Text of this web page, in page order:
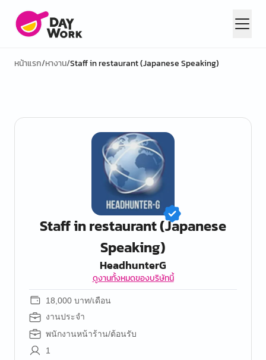
หน้าแรก/หางาน/Staff in restaurant (Japanese Speaking)
Staff in restaurant (Japanese
Speaking)
HeadhunterG
ดูงานทั้งหมดของบริษัทนี้
18,000 บาท/เดือน
งานประจำ
พนักงานหน้าร้าน/ต้อนรับ
1